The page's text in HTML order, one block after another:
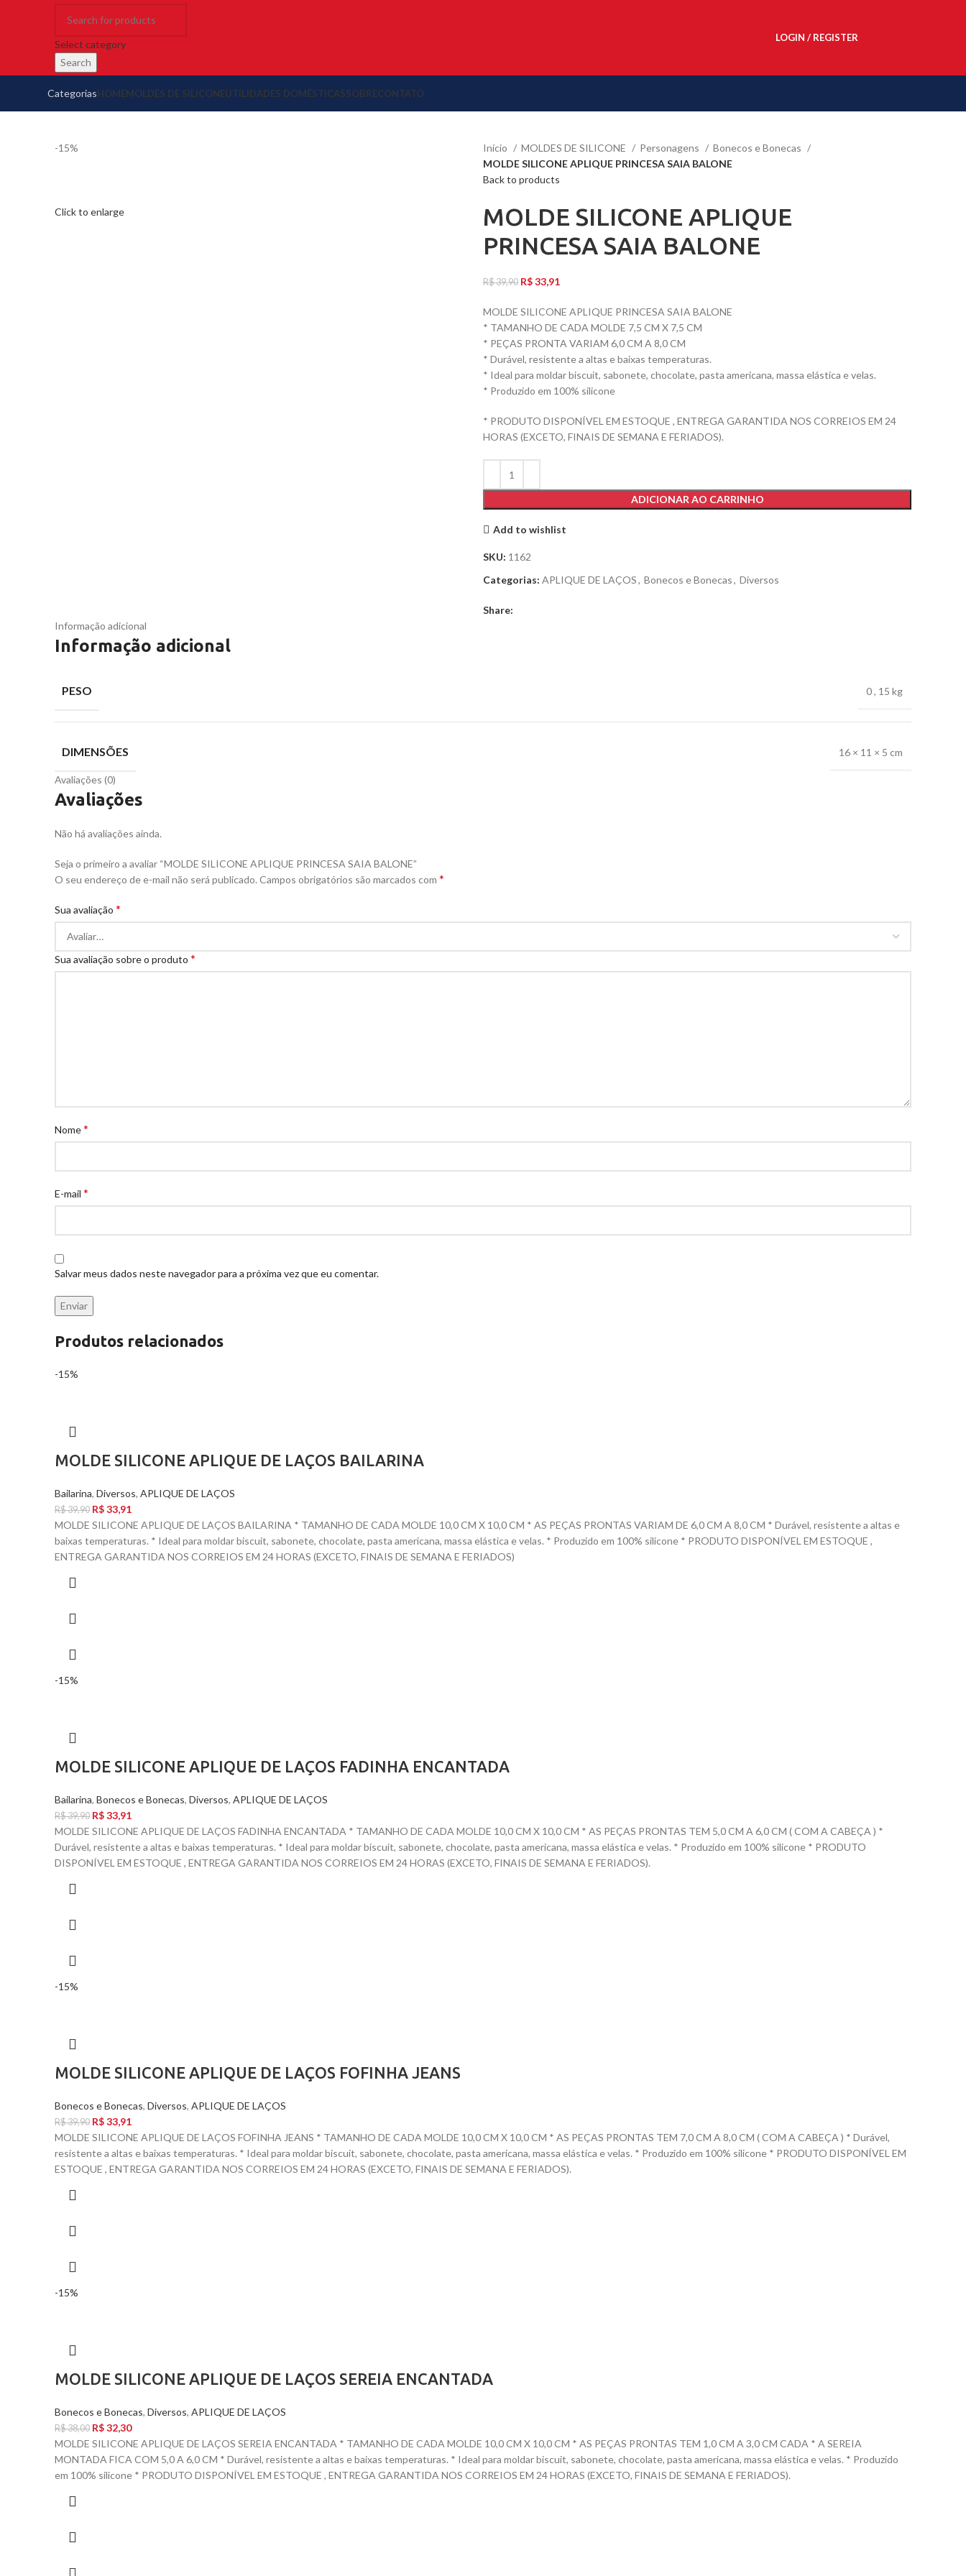
Select category
Search
LOGIN / REGISTER
CategoriasHOMEMOLDES DE SILICONEUTILIDADES DOMÉSTICASSOBRECONTATO
-15%
Click to enlarge
Início MOLDES DE SILICONE Personagens
Bonecos e Bonecas
MOLDE SILICONE APLIQUE PRINCESA SAIA BALONE
Back to products
MOLDE SILICONE APLIQUE
PRINCESA SAIA BALONE
R$39,90 R$33,91
MOLDE SILICONE APLIQUE PRINCESA SAIA BALONE
* TAMANHO DE CADA MOLDE 7,5 CM X 7,5 CM
* PEÇAS PRONTA VARIAM 6,0 CM A 8,0 CM
* Durável, resistente a altas e baixas temperaturas.
* Ideal para moldar biscuit, sabonete, chocolate, pasta americana, massa elástica e velas.
* Produzido em 100% silicone
* PRODUTO DISPONÍVEL EM ESTOQUE , ENTREGA GARANTIDA NOS CORREIOS EM 24
HORAS (EXCETO, FINAIS DE SEMANA E FERIADOS).
ADICIONAR AO CARRINHO
Add to wishlist
SKU: 1162
Categorias: APLIQUE DE LAÇOS, Bonecos e Bonecas, Diversos
Share:
Informação adicional
Informação adicional
PESO 0, 15 kg
DIMENSÕES 16 × 11 × 5 cm
Avaliações (0)
Avaliações
Não há avaliações ainda.
Seja o primeiro a avaliar “MOLDE SILICONE APLIQUE PRINCESA SAIA BALONE”
O seu endereço de e-mail não será publicado. Campos obrigatórios são marcados com *
Sua avaliação *
Sua avaliação sobre o produto *
Nome*
E-mail *
Salvar meus dados neste navegador para a próxima vez que eu comentar.
Produtos relacionados
-15%
MOLDE SILICONE APLIQUE DE LAÇOS BAILARINA
Bailarina, Diversos, APLIQUE DE LAÇOS
R$39,90 R$33,91
MOLDE SILICONE APLIQUE DE LAÇOS BAILARINA * TAMANHO DE CADA MOLDE 10,0 CM X 10,0 CM * AS PEÇAS PRONTAS VARIAM DE 6,0 CM A 8,0 CM * Durável, resistente a altas e
baixas temperaturas. * Ideal para moldar biscuit, sabonete, chocolate, pasta americana, massa elástica e velas. * Produzido em 100% silicone * PRODUTO DISPONÍVEL EM ESTOQUE ,
ENTREGA GARANTIDA NOS CORREIOS EM 24 HORAS (EXCETO, FINAIS DE SEMANA E FERIADOS)
-15%
MOLDE SILICONE APLIQUE DE LAÇOS FADINHA ENCANTADA
Bailarina, Bonecos e Bonecas, Diversos, APLIQUE DE LAÇOS
R$39,90 R$33,91
MOLDE SILICONE APLIQUE DE LAÇOS FADINHA ENCANTADA * TAMANHO DE CADA MOLDE 10,0 CM X 10,0 CM * AS PEÇAS PRONTAS TEM 5,0 CM A 6,0 CM ( COM A CABEÇA ) *
Durável, resistente a altas e baixas temperaturas. * Ideal para moldar biscuit, sabonete, chocolate, pasta americana, massa elástica e velas. * Produzido em 100% silicone * PRODUTO
DISPONÍVEL EM ESTOQUE , ENTREGA GARANTIDA NOS CORREIOS EM 24 HORAS (EXCETO, FINAIS DE SEMANA E FERIADOS).
-15%
MOLDE SILICONE APLIQUE DE LAÇOS FOFINHA JEANS
Bonecos e Bonecas, Diversos, APLIQUE DE LAÇOS
R$39,90 R$33,91
MOLDE SILICONE APLIQUE DE LAÇOS FOFINHA JEANS * TAMANHO DE CADA MOLDE 10,0 CM X 10,0 CM * AS PEÇAS PRONTAS TEM 7,0 CM A 8,0 CM ( COM A CABEÇA ) * Durável,
resistente a altas e baixas temperaturas. * Ideal para moldar biscuit, sabonete, chocolate, pasta americana, massa elástica e velas. * Produzido em 100% silicone * PRODUTO DISPONÍVEL EM
ESTOQUE , ENTREGA GARANTIDA NOS CORREIOS EM 24 HORAS (EXCETO, FINAIS DE SEMANA E FERIADOS).
-15%
MOLDE SILICONE APLIQUE DE LAÇOS SEREIA ENCANTADA
Bonecos e Bonecas, Diversos, APLIQUE DE LAÇOS
R$38,00 R$32,30
MOLDE SILICONE APLIQUE DE LAÇOS SEREIA ENCANTADA * TAMANHO DE CADA MOLDE 10,0 CM X 10,0 CM * AS PEÇAS PRONTAS TEM 1,0 CM A 3,0 CM CADA * A SEREIA
MONTADA FICA COM 5,0 A 6,0 CM * Durável, resistente a altas e baixas temperaturas. * Ideal para moldar biscuit, sabonete, chocolate, pasta americana, massa elástica e velas. * Produzido
em 100% silicone * PRODUTO DISPONÍVEL EM ESTOQUE , ENTREGA GARANTIDA NOS CORREIOS EM 24 HORAS (EXCETO, FINAIS DE SEMANA E FERIADOS).